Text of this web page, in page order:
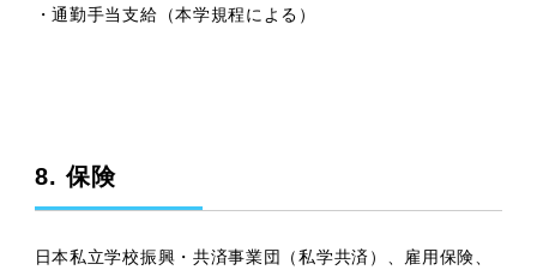
・通勤手当支給（本学規程による）
8. 保険
日本私立学校振興・共済事業団（私学共済）、雇用保険、